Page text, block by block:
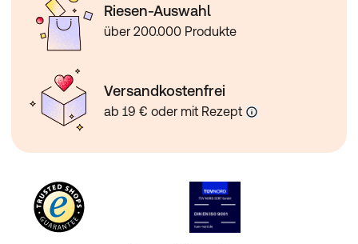
Riesen-Auswahl
über 200.000 Produkte
Versandkostenfrei
ab 19 € oder mit Rezept